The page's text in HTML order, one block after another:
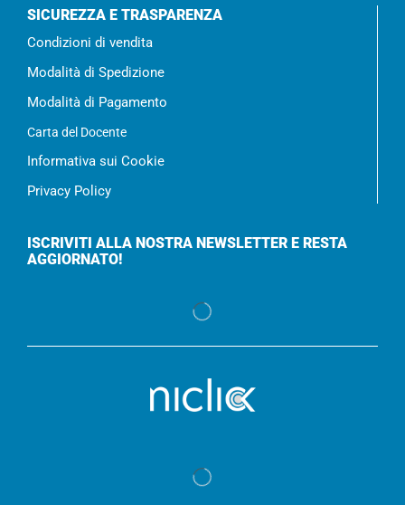
SICUREZZA E TRASPARENZA
Condizioni di vendita
Modalità di Spedizione
Modalità di Pagamento
Carta del Docente
Informativa sui Cookie
Privacy Policy
ISCRIVITI ALLA NOSTRA NEWSLETTER E RESTA
AGGIORNATO!